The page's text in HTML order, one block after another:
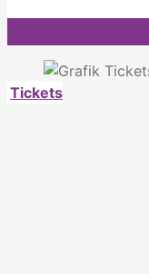
Tickets